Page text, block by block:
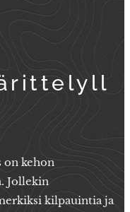
on kehon
Jollekin
kilpauintia ja